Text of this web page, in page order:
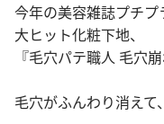
今年の美容雑誌プチ
大ヒット化粧下地、
『毛穴パテ職人 毛穴
毛穴がふんわり消えて